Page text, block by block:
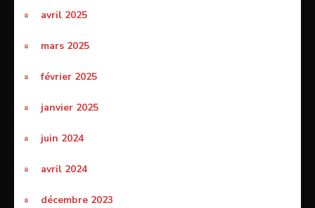
avril 2025
mars 2025
février 2025
janvier 2025
juin 2024
avril 2024
décembre 2023